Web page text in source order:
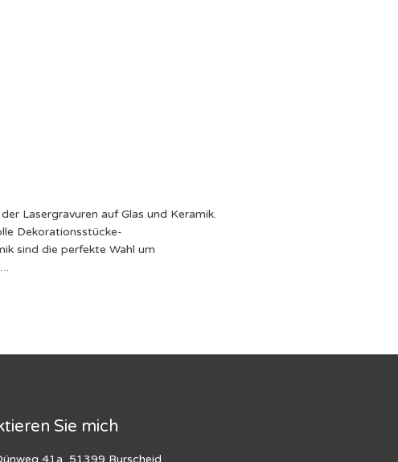
Lasergravuren auf Glas und Keramik.
stilvolle Dekorationsstücke-
sind die perfekte Wahl um
Sie mich